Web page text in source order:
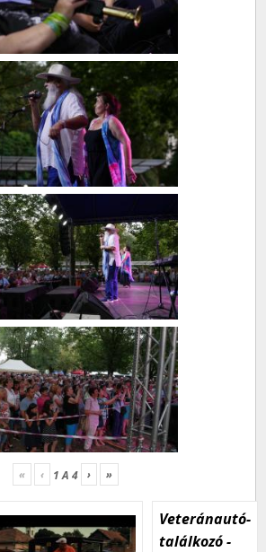
« ‹ 1A 4 › »
Veteránautó-
találkozó -